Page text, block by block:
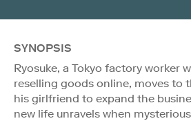
SYNOPSIS
Ryosuke, a Tokyo factory worker
reselling goods online, moves to
his girlfriend to expand the
new life unravels when